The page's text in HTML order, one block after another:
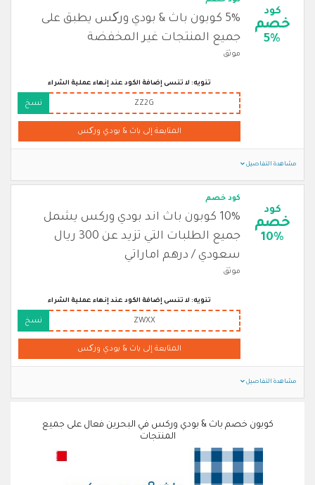
كود
خصم
5%
5% كوبون باث & بودي ورکس يطبق على
جميع المنتجات غير المخفضة
موثق
تنويه: لا تنسى إضافة الكود عند إنهاء عملية الشراء
ZZ2G نسخ
المتابعة إلى باث & بودي ورکس
مشاهدة التفاصيل
كود
خصم
10%
كود خصم
10% كوبون باث اند بودي وركس يشمل
جميع الطلبات التي تزيد عن 300 ريال
سعودي / درهم اماراتي
موثق
تنويه: لا تنسى إضافة الكود عند إنهاء عملية الشراء
ZWXX نسخ
المتابعة إلى باث & بودي ورکس
مشاهدة التفاصيل
كوبون خصم باث & بودي وركس في البحرين فعال على جميع
المنتجات